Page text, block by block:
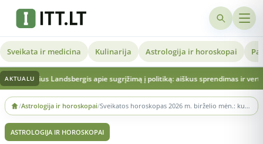
Sveikata ir medicina Kulinarija Astrologija ir horoskopai
AKTUALU apie sugrįžimą į politiką: aiškus sprendimas ir vertinimai dėl
Skip
to
content
/Astrologija ir horoskopai/ Sveikatos horoskopas 2026 m. birželio mėn.: kurie Zodiako ženklai šią vasarą turėtų taupyti energiją?
ASTROLOGIJA IR HOROSKOPAI